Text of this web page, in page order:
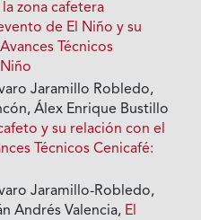
zona cafetera
de El Niño y su
Avances Técnicos
Jaramillo Robledo,
Álex Enrique Bustillo
y su relación con el
Técnicos Cenicafé:
Jaramillo-Robledo,
Andrés Valencia, El